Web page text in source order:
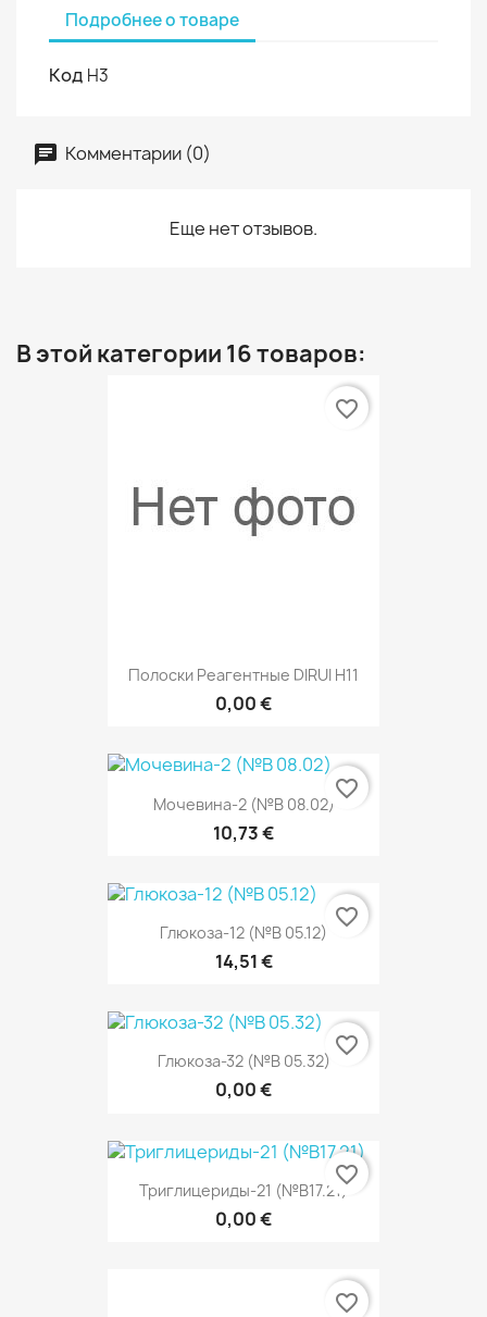
Подробнее о товаре
Код H3
Комментарии (0)
Еще нет отзывов.
В этой категории 16 товаров:
Полоски Реагентные DIRUI H11
0,00 €
favorite_border
Мочевина-2 (№В 08.02)
10,73 €
favorite_border
Глюкоза-12 (№В 05.12)
14,51 €
favorite_border
Глюкоза-32 (№В 05.32)
0,00 €
favorite_border
Триглицериды-21 (№В17.21)
0,00 €
favorite_border
favorite_border